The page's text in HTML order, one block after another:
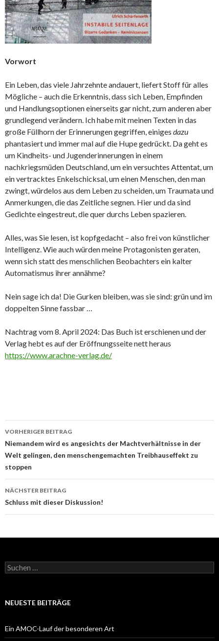
Vorwort
Ein Leben, das viele Jahrzehnte andauert, liefert Stoff für alles
Mögliche – auch die Erkenntnis, dass sich Leben, Empfinden
und Handlungsoptionen einerseits gar nicht, zum anderen aber
grundlegend verändern. Ich habe mit meinen Texten in das
große Füllhorn der Erinnerungen gegriffen, einiges dazu
phantasiert und immer mal auf die Hupe gedrückt. Da geht es
um Kindheits- und Jugenderinnerungen in einem
nachkriegsmüden Deutschland, um ein versuchtes Attentat, um
ein vertracktes Enkelschicksal, um einen Menschen, den man
zwingt, würdelos aus dem Leben zu scheiden, um Traumata und
Anmerkungen, die das Zeitliche segnen. Hier und da sind
Gedichte eingestreut, die quer durchs Leben spazieren.
Alles, was Sie lesen, ist kopfgedacht – also frei von künstlicher
Intelligenz. Wie auch würden meine Protagonisten geraten,
wenn sich statt des menschlichen Beobachters ein kalter
Automatismus ihrer annähme?
Nein sage ich da! Die Gurken bleiben, was sie sind: grün und im
doppelten Sinne fassbar …
Nachtrag vom 8. April 2024: Das Buch ist erschienen und der
Verlag hebt es auf der Eröffnungsseite nett heraus
https://www.arachne-verlag.de/
Beitrags-
Navigation
VORHERIGER BEITRAG
Niemandem wird es angesichts der Machtverhältnisse in der
Welt gelingen, den menschengemachten Treibhauseffekt zu
stoppen
NÄCHSTER BEITRAG
Schluss mit dieser Diskussion!
Suchen
nach:
NEUESTE BEITRÄGE
Ein AMOC-Lauf der besonderen Art